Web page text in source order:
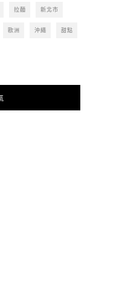
拉麵 新北市
歐洲 沖繩 甜點